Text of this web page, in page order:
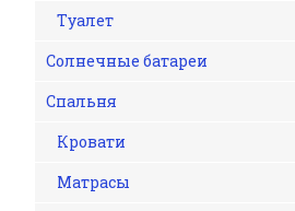
Туалет
Солнечные батареи
Спальня
Кровати
Матрасы